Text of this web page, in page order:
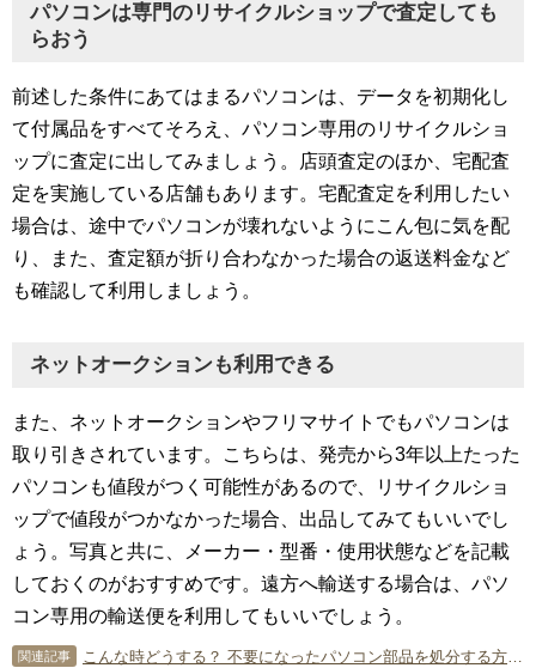
パソコンは専門のリサイクルショップで査定しても
らおう
前述した条件にあてはまるパソコンは、データを初期化し
て付属品をすべてそろえ、パソコン専用のリサイクルショ
ップに査定に出してみましょう。店頭査定のほか、宅配査
定を実施している店舗もあります。宅配査定を利用したい
場合は、途中でパソコンが壊れないようにこん包に気を配
り、また、査定額が折り合わなかった場合の返送料金など
も確認して利用しましょう。
ネットオークションも利用できる
また、ネットオークションやフリマサイトでもパソコンは
取り引きされています。こちらは、発売から3年以上たった
パソコンも値段がつく可能性があるので、リサイクルショ
ップで値段がつかなかった場合、出品してみてもいいでし
ょう。写真と共に、メーカー・型番・使用状態などを記載
しておくのがおすすめです。遠方へ輸送する場合は、パソ
コン専用の輸送便を利用してもいいでしょう。
関連記事 こんな時どうする？ 不要になったパソコン部品を処分する方法。